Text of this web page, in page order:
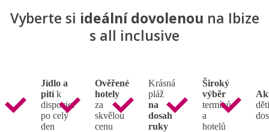
Vyberte si ideální dovolenou na Ibize
s all inclusive
Jídlo a
pitík
dispozici
po celý
den
Ověřené
hotely
za
skvělou
cenu
Krásná
pláž
na
dosah
ruky
Široký
výběr
termínů
a
hotelů